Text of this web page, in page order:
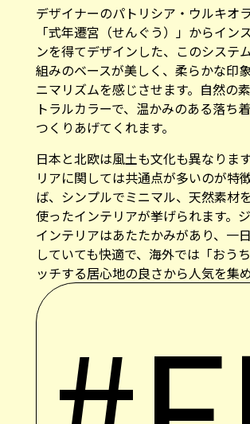
デザイナーのパトリシア・ウルキオ
「式年遷宮（せんぐう）」からイン
ンを得てデザインした、このシステ
組みのベースが美しく、柔らかな印
ニマリズムを感じさせます。自然の
トラルカラーで、温かみのある落ち
つくりあげてくれます。
日本と北欧は風土も文化も異なりま
リアに関しては共通点が多いのが特
ば、シンプルでミニマル、天然素材
使ったインテリアが挙げられます。
インテリアはあたたかみがあり、一
していても快適で、海外では「おう
ッチする居心地の良さから人気を集